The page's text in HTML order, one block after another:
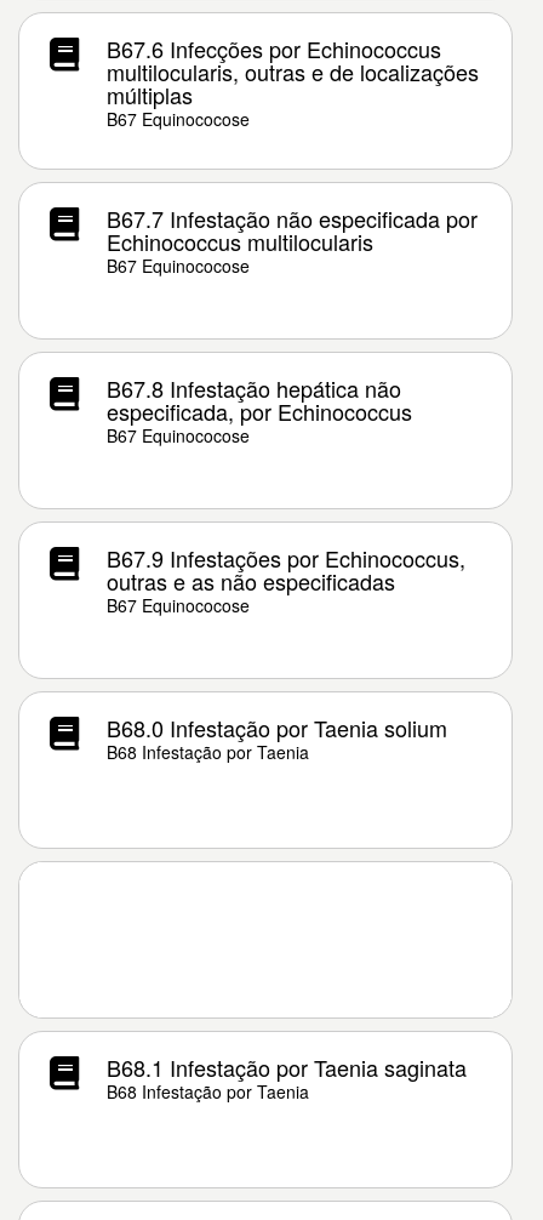
B67.6 Infecções por Echinococcus
multilocularis, outras e de localizações
múltiplas
B67 Equinococose
B67.7 Infestação não especificada por
Echinococcus multilocularis
B67 Equinococose
B67.8 Infestação hepática não
especificada, por Echinococcus
B67 Equinococose
B67.9 Infestações por Echinococcus,
outras e as não especificadas
B67 Equinococose
B68.0 Infestação por Taenia solium
B68 Infestação por Taenia
B68.1 Infestação por Taenia saginata
B68 Infestação por Taenia